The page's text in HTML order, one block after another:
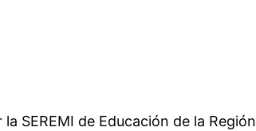
SEREMI de Educación de la Región